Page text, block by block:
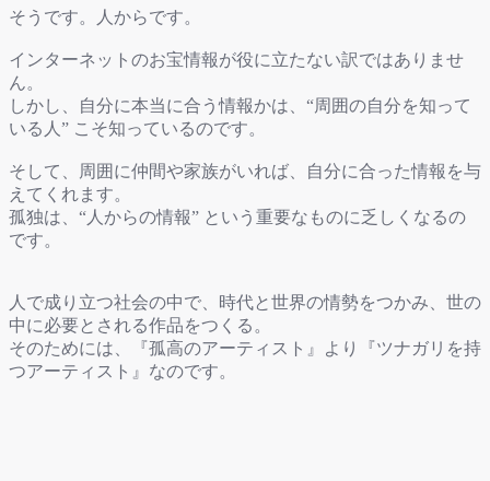
そうです。人からです。
インターネットのお宝情報が役に立たない訳ではありませ
ん。
しかし、自分に本当に合う情報かは、“周囲の自分を知って
いる人” こそ知っているのです。
そして、周囲に仲間や家族がいれば、自分に合った情報を与
えてくれます。
孤独は、“人からの情報” という重要なものに乏しくなるの
です。
人で成り立つ社会の中で、時代と世界の情勢をつかみ、世の
中に必要とされる作品をつくる。
そのためには、『孤高のアーティスト』より『ツナガリを持
つアーティスト』なのです。